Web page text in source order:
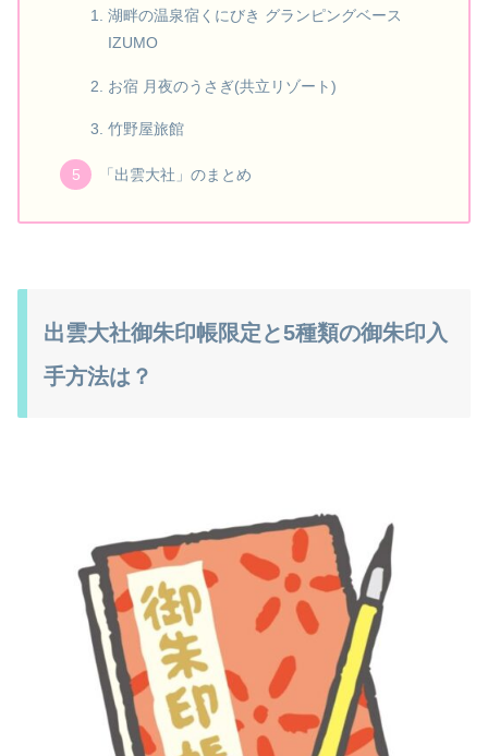
湖畔の温泉宿くにびき グランピングベース
IZUMO
お宿 月夜のうさぎ(共立リゾート)
竹野屋旅館
「出雲大社」のまとめ
出雲大社御朱印帳限定と5種類の御朱印入
手方法は？